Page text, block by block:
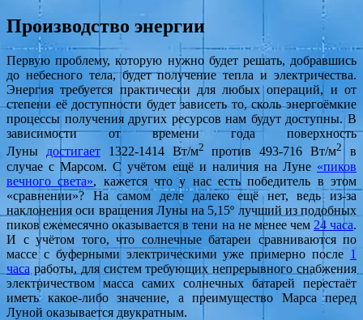
Производство энергии
Первую проблему, которую нужно будет решать, добравшись
до небесного тела, будет получение тепла и электричества.
Энергия требуется практически для любых операций, и от
степени её доступности будет зависеть то, сколь энергоёмкие
процессы получения других ресурсов нам будут доступны. В
зависимости от времени года поверхность
Луны достигает1322-1414 Вт/м2 против 493-716 Вт/м2
в
случае с Марсом. С учётом ещё и наличия на Луне «пиков
вечного света», кажется что у нас есть победитель в этом
«сравнении»? На самом деле далеко ещё нет, ведь из-за
наклонения оси вращения Луны на 5,15º лучший из подобных
пиков ежемесячно оказывается в тени на не менее чем 24 часа.
И с учётом того, что солнечные батареи сравниваются по
массе с буферными электрическими уже примерно после 1
часа работы, для систем требующих непрерывного снабжения
электричеством масса самих солнечных батарей перестаёт
иметь какое-либо значение, а преимущество Марса перед
Луной оказывается двукратным.